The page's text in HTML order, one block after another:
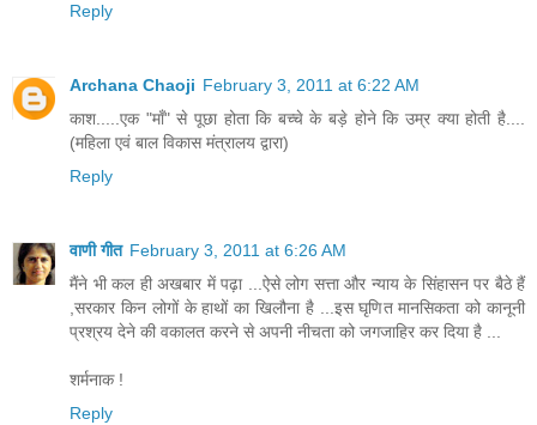
Reply
Archana Chaoji February 3, 2011 at 6:22 AM
काश.....एक "माँ" से पूछा होता कि बच्चे के बड़े होने कि उम्र क्या होती है....
(महिला एवं बाल विकास मंत्रालय द्वारा)
Reply
वाणी गीत February 3, 2011 at 6:26 AM
मैंने भी कल ही अखबार में पढ़ा ...ऐसे लोग सत्ता और न्याय के सिंहासन पर बैठे हैं
,सरकार किन लोगों के हाथों का खिलौना है ...इस घृणित मानसिकता को कानूनी
प्रश्रय देने की वकालत करने से अपनी नीचता को जगजाहिर कर दिया है ...
शर्मनाक !
Reply